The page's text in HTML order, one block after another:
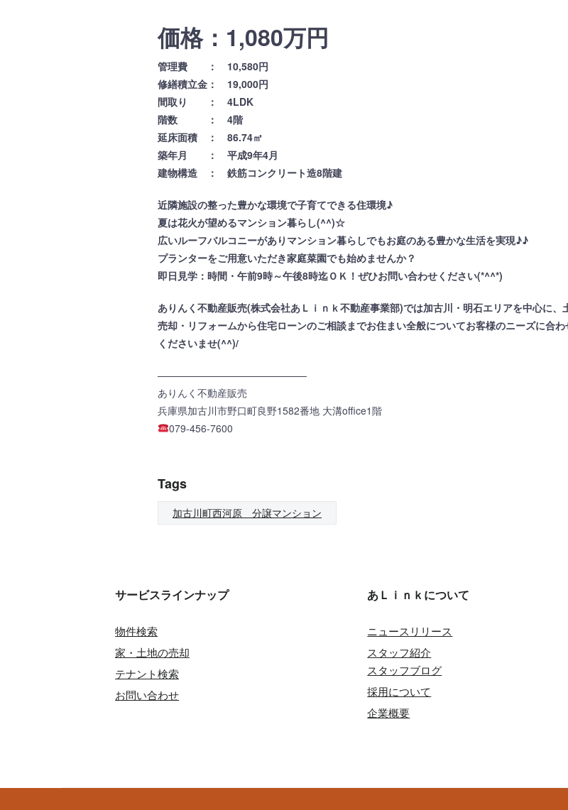
価格：1,080万円
管理費 ： 10,580円
修繕積立金： 19,000円
間取り ： 4LDK
階数 ： 4階
延床面積 ： 86.74㎡
築年月 ： 平成9年4月
建物構造 ： 鉄筋コンクリート造8階建
近隣施設の整った豊かな環境で子育てできる住環境♪
夏は花火が望めるマンション暮らし(^^)☆
広いルーフバルコニーがありマンション暮らしでもお庭のある豊かな生活を実現♪♪
プランターをご用意いただき家庭菜園でも始めませんか？
即日見学：時間・午前9時～午後8時迄ＯＫ！ぜひお問い合わせください(*^^*)
ありんく不動産販売(株式会社あＬｉｎｋ不動産事業部)では加古川・明石エリアを中心に、
売却・リフォームから住宅ローンのご相談までお住まい全般についてお客様のニーズに合
くださいませ(^^)/
———————————————
ありんく不動産販売
兵庫県加古川市野口町良野1582番地 大溝office1階
079-456-7600
Tags
加古川町西河原 分譲マンション
サービスラインナップ
物件検索
家・土地の売却
テナント検索
お問い合わせ
あＬｉｎｋについて
ニュースリリース
スタッフ紹介
スタッフブログ
採用について
企業概要